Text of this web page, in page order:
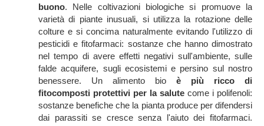
buono. Nelle coltivazioni biologiche si promuove la
varietà di piante inusuali, si utilizza la rotazione delle
colture e si concima naturalmente evitando l'utilizzo di
pesticidi e fitofarmaci: sostanze che hanno dimostrato
nel tempo di avere effetti negativi sull'ambiente, sulle
falde acquifere, sugli ecosistemi e persino sul nostro
benessere. Un alimento bio è più ricco di
fitocomposti protettivi per la salute come i polifenoli:
sostanze benefiche che la pianta produce per difendersi
dai parassiti se cresce senza l'aiuto dei fitofarmaci.